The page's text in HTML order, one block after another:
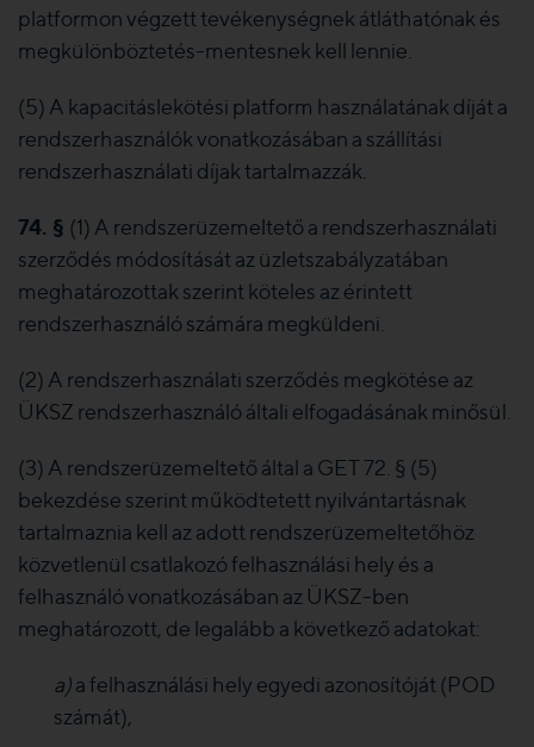
platformon végzett tevékenységnek átláthatónak és
megkülönböztetés-mentesnek kell lennie.
(5) A kapacitáslekötési platform használatának díját a
rendszerhasználók vonatkozásában a szállítási
rendszerhasználati díjak tartalmazzák.
74. § (1) A rendszerüzemeltető a rendszerhasználati
szerződés módosítását az üzletszabályzatában
meghatározottak szerint köteles az érintett
rendszerhasználó számára megküldeni.
(2) A rendszerhasználati szerződés megkötése az
ÜKSZ rendszerhasználó általi elfogadásának minősül.
(3) A rendszerüzemeltető által a GET 72. § (5)
bekezdése szerint működtetett nyilvántartásnak
tartalmaznia kell az adott rendszerüzemeltetőhöz
közvetlenül csatlakozó felhasználási hely és a
felhasználó vonatkozásában az ÜKSZ-ben
meghatározott, de legalább a következő adatokat:
a)a felhasználási hely egyedi azonosítóját (POD
számát),